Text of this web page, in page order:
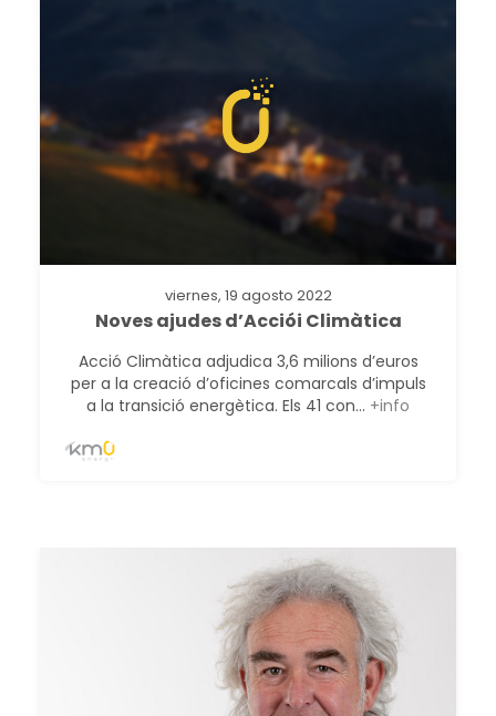
viernes, 19 agosto 2022
Noves ajudes d’Acciói Climàtica
Acció Climàtica adjudica 3,6 milions d’euros
per a la creació d’oficines comarcals d’impuls
a la transició energètica. Els 41 con... +info